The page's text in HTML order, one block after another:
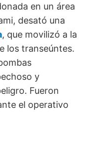
en un área
desató una
, que movilizó a la
los transeúntes.
y
Fueron
el operativo